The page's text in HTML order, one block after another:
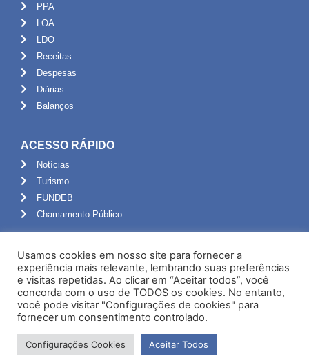
PPA
LOA
LDO
Receitas
Despesas
Diárias
Balanços
ACESSO RÁPIDO
Notícias
Turismo
FUNDEB
Chamamento Público
Portal do Servidor
Webmail
Administração
Usamos cookies em nosso site para fornecer a
experiência mais relevante, lembrando suas preferências
e visitas repetidas. Ao clicar em “Aceitar todos”, você
concorda com o uso de TODOS os cookies. No entanto,
você pode visitar "Configurações de cookies" para
fornecer um consentimento controlado.
Configurações Cookies Aceitar Todos